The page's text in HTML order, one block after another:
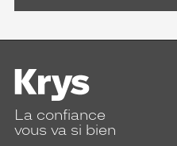
La confiance
vous va si bien